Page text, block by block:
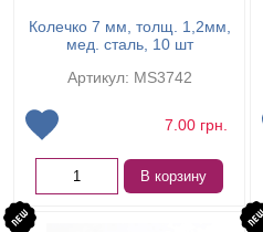
Колечко 7 мм, толщ. 1,2мм,
мед. сталь, 10 шт
Артикул: MS3742
7.00 грн.
В корзину